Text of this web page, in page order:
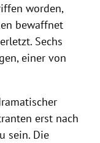
worden,
bewaffnet
Sechs
einer von
erst nach
sein. Die